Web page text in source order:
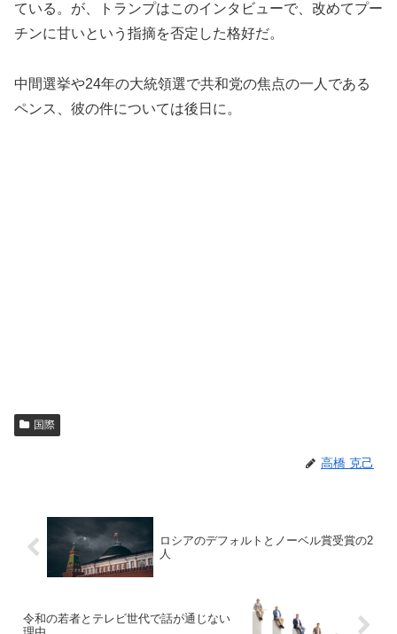
ている。が、トランプはこのインタビューで、改めてプー
チンに甘いという指摘を否定した格好だ。
中間選挙や24年の大統領選で共和党の焦点の一人である
ペンス、彼の件については後日に。
国際
高橋 克己
ロシアのデフォルトとノーベル賞受賞の2
人
令和の若者とテレビ世代で話が通じない